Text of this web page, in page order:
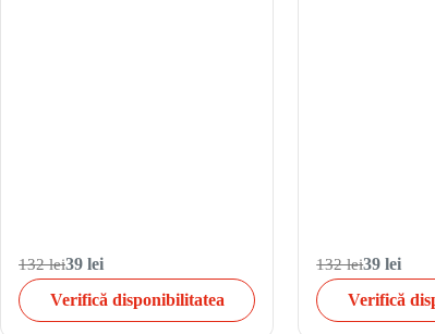
132 lei39 lei
Verifică disponibilitatea
132 lei39 lei
Verifică